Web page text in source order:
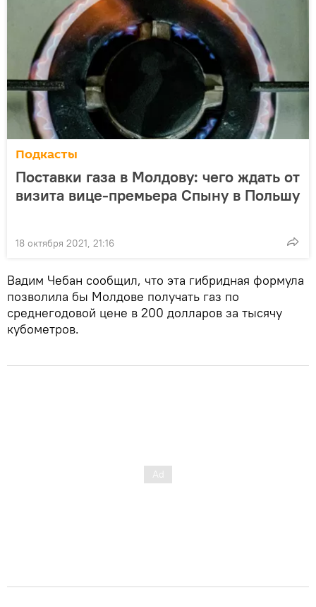
Подкасты
Поставки газа в Молдову: чего ждать от
визита вице-премьера Спыну в Польшу
18 октября 2021, 21:16
Вадим Чебан сообщил, что эта гибридная формула
позволила бы Молдове получать газ по
среднегодовой цене в 200 долларов за тысячу
кубометров.